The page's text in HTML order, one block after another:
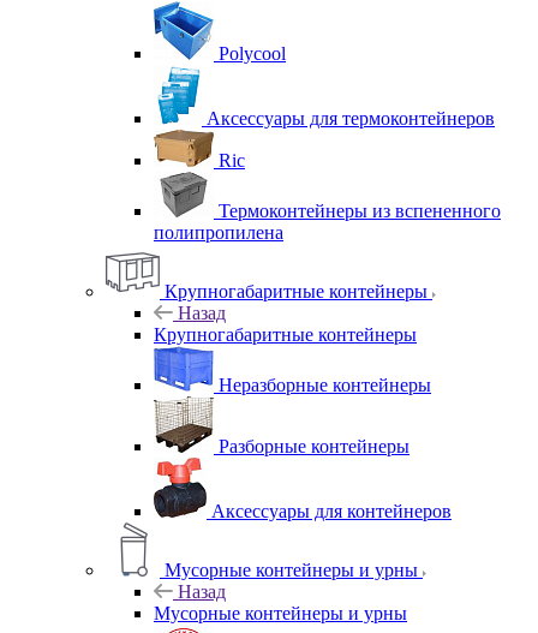
Polycool
Аксессуары для термоконтейнеров
Ric
Термоконтейнеры из вспененного
полипропилена
Крупногабаритные контейнеры
Назад
Крупногабаритные контейнеры
Неразборные контейнеры
Разборные контейнеры
Аксессуары для контейнеров
Мусорные контейнеры и урны
Назад
Мусорные контейнеры и урны